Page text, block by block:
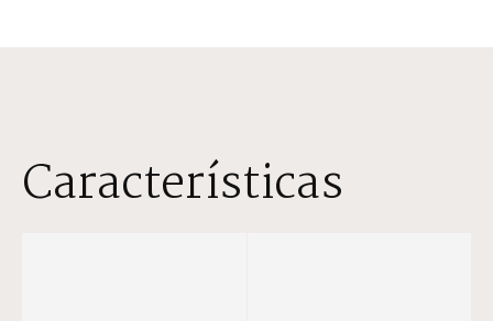
Características